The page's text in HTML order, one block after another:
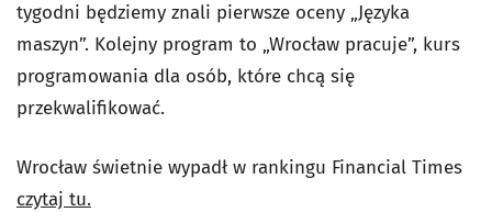
tygodni będziemy znali pierwsze oceny „Języka
maszyn”. Kolejny program to „Wrocław pracuje”, kurs
programowania dla osób, które chcą się
przekwalifikować.
Wrocław świetnie wypadł w rankingu Financial Times
czytaj tu.